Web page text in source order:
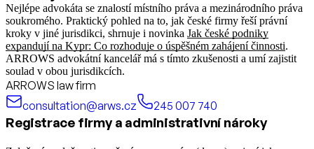
Nejlépe advokáta se znalostí místního práva a mezinárodního práva
soukromého. Praktický pohled na to, jak české firmy řeší právní
kroky v jiné jurisdikci, shrnuje i novinka Jak české podniky
expandují na Kypr: Co rozhoduje o úspěšném zahájení činnosti.
ARROWS advokátní kancelář má s tímto zkušenosti a umí zajistit
soulad v obou jurisdikcích.
ARROWS law firm
consultation@arws.cz
245 007 740
Registrace firmy a administrativní nároky